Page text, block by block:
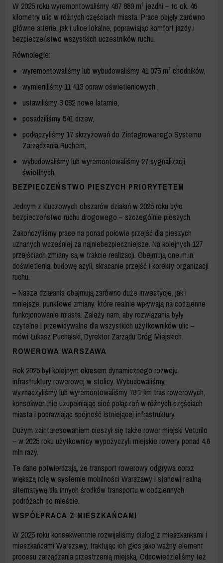
W 2025 roku wyremontowaliśmy 487 889 m² jezdni – to ok. 46
kilometry ulic w różnych częściach miasta. Prace objęły zarówno
główne arterie, jak i ulice lokalne, poprawiając komfort jazdy i
bezpieczeństwo wszystkich uczestników ruchu.
Równolegle:
wyremontowaliśmy lub wybudowaliśmy 41 075 m² chodników,
wymieniliśmy 11 413 opraw oświetleniowych,
ustawiliśmy 3 082 nowe latarnie,
posadziliśmy 541 drzew,
podłączyliśmy 17 skrzyżowań do Zintegrowanego Systemu
Zarządzania Ruchem,
wybudowaliśmy lub wyremontowaliśmy 27 sygnalizacji
świetlnych.
BEZPIECZEŃSTWO PIESZYCH PRIORYTETEM
Jednym z kluczowych obszarów działań w 2025 roku było
bezpieczeństwo ruchu drogowego – szczególnie pieszych.
Zakończyliśmy prace na ponad połowie przejść dla pieszych
uznanych wcześniej za najniebezpieczniejsze. Na kolejnych 127
przejściach zmiany są w trakcie realizacji. Obejmują one m.in.
doświetlenia, budowę azyli, skracanie przejść i korekty organizacji
ruchu.
– Nasze działania obejmują zarówno duże inwestycje, jak i
mniejsze, punktowe zmiany, które realnie wpływają na codzienne
funkcjonowanie miasta. Zależy nam, aby rozwiązania były
czytelne i przewidywalne dla wszystkich użytkowników ulic –
mówi Łukasz Puchalski, Dyrektor Zarządu Dróg Miejskich.
ROWEROWA WARSZAWA
Rok 2025 był kolejnym okresem dynamicznego rozwoju
infrastruktury rowerowej w stolicy. Wybudowaliśmy,
wyznaczyliśmy lub wyremontowaliśmy 78,1 km tras rowerowych,
konsekwentnie uzupełniając sieć połączeń w różnych częściach
miasta i poprawiając spójność istniejącej infrastruktury.
Dużym zainteresowaniem cieszył się także rower miejski Veturilo
– w 2025 roku użytkownicy wypożyczyli miejskie rowery ponad 4,6
mln razy.
Te dane potwierdzają, że transport rowerowy odgrywa coraz
większą rolę w systemie mobilności Warszawy i stanowi realną
alternatywę dla innych środków transportu w codziennych
podróżach po mieście.
WSPÓŁPRACA Z MIESZKAŃCAMI
W 2025 roku konsekwentnie rozwijaliśmy dialog z mieszkankami i
mieszkańcami Warszawy, traktując ich głos jako ważny element
procesu zarządzania przestrzenią miejską. Odpowiedzieliśmy też